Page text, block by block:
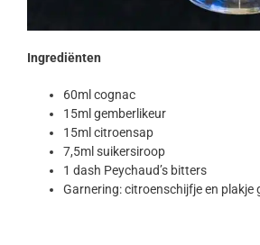
Ingrediënten
60ml cognac
15ml gemberlikeur
15ml citroensap
7,5ml suikersiroop
1 dash Peychaud’s bitters
Garnering: citroenschijfje en plakje